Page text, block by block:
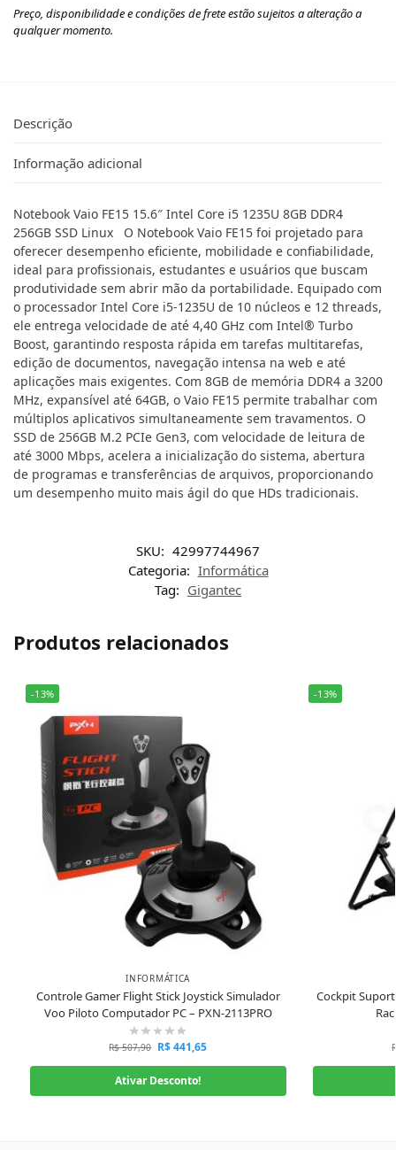
Preço, disponibilidade e condições de frete estão sujeitos a alteração a
qualquer momento.
Descrição
Informação adicional
Notebook Vaio FE15 15.6″ Intel Core i5 1235U 8GB DDR4
256GB SSD Linux O Notebook Vaio FE15 foi projetado para
oferecer desempenho eficiente, mobilidade e confiabilidade,
ideal para profissionais, estudantes e usuários que buscam
produtividade sem abrir mão da portabilidade. Equipado com
o processador Intel Core i5-1235U de 10 núcleos e 12 threads,
ele entrega velocidade de até 4,40 GHz com Intel® Turbo
Boost, garantindo resposta rápida em tarefas multitarefas,
edição de documentos, navegação intensa na web e até
aplicações mais exigentes. Com 8GB de memória DDR4 a 3200
MHz, expansível até 64GB, o Vaio FE15 permite trabalhar com
múltiplos aplicativos simultaneamente sem travamentos. O
SSD de 256GB M.2 PCIe Gen3, com velocidade de leitura de
até 3000 Mbps, acelera a inicialização do sistema, abertura
de programas e transferências de arquivos, proporcionando
um desempenho muito mais ágil do que HDs tradicionais.
SKU: 42997744967
Categoria: Informática
Tag: Gigantec
Produtos relacionados
-13%
INFORMÁTICA
Controle Gamer Flight Stick Joystick Simulador
Voo Piloto Computador PC – PXN-2113PRO
R$507,90 R$441,65
Ativar Desconto!
-13%
Cockpit